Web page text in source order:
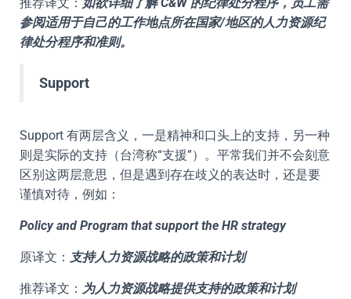
参阅适用于自己的工作地点所在国家/地区的人力资源纪
律处分程序和准则。
Support
Support 有两层含义，一是精神和口头上的支持，另一种
则是实际的支持（台湾称“支援”）。平常我们并不会刻意
区别这两层意思，但是遇到存在歧义的表达时，还是要
谨慎对待，例如：
Policy and Program that support the HR strategy
原译文： 支持人力资源战略的政策和计划
推荐译文： 为人力资源战略提供支持的政策和计划